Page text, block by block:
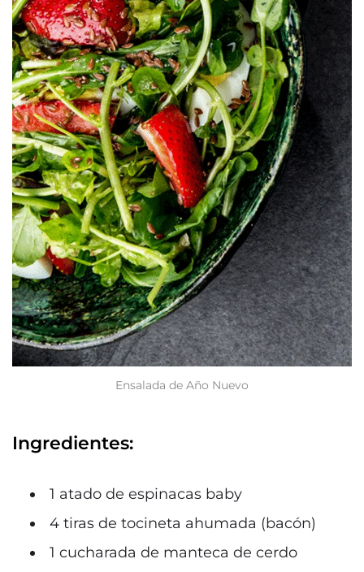
Ensalada de Año Nuevo
Ingredientes:
1 atado de espinacas baby
4 tiras de tocineta ahumada (bacón)
1 cucharada de manteca de cerdo